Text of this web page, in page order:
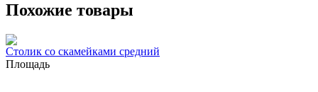
Похожие товары
Столик со скамейками средний
Площадь